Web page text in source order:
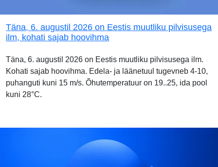
Täna, 6. augustil 2026 on Eestis muutliku pilvisusega
ilm, kohati sajab hoovihma
Täna, 6. augustil 2026 on Eestis muutliku pilvisusega ilm.
Kohati sajab hoovihma. Edela- ja läänetuul tugevneb 4-10,
puhanguti kuni 15 m/s. Õhutemperatuur on 19..25, ida pool
kuni 28°C.